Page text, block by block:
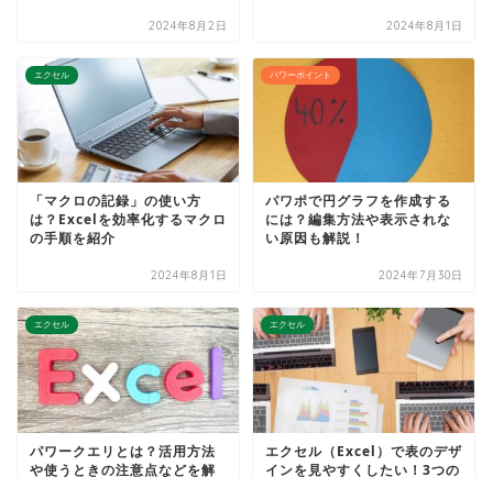
2024年8月2日 2024年8月1日
エクセル
「マクロの記録」の使い方
は？Excelを効率化するマクロ
の手順を紹介
2024年8月1日
パワーポイント
パワポで円グラフを作成する
には？編集方法や表示されな
い原因も解説！
2024年7月30日
エクセル
パワークエリとは？活用方法
や使うときの注意点などを解
エクセル
エクセル（Excel）で表のデザ
インを見やすくしたい！3つの